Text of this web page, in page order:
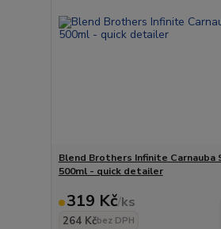
Blend Brothers Infinite Carnauba
500ml - quick detailer
319 Kč/ks
264 Kčbez DPH